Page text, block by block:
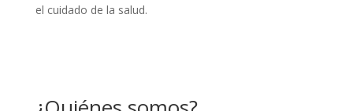
el cuidado de la salud.